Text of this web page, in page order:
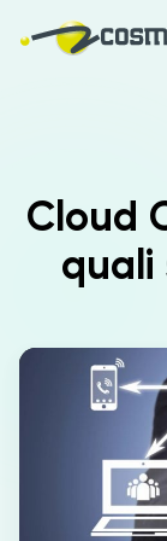
Prodotti
Soluzioni
Case
Webinar
Company
Cloud
quali